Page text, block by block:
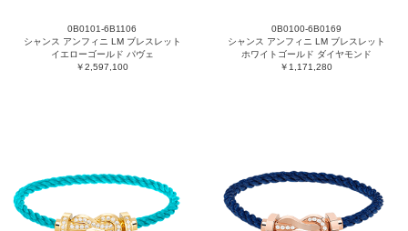
0B0101-6B1106
シャンス アンフィニ LM ブレスレット
イエローゴールド パヴェ
￥2,597,100
0B0100-6B0169
シャンス アンフィニ LM ブレスレット
ホワイトゴールド ダイヤモンド
￥1,171,280